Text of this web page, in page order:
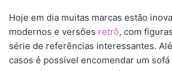
Hoje em dia muitas marcas estão
modernos e versões retrô, com
série de referências interessantes.
casos é possível encomendar um